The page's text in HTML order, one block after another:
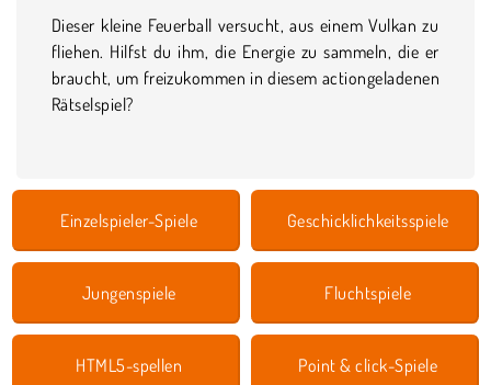
Dieser kleine Feuerball versucht, aus einem Vulkan zu
fliehen. Hilfst du ihm, die Energie zu sammeln, die er
braucht, um freizukommen in diesem actiongeladenen
Rätselspiel?
Einzelspieler-Spiele Geschicklichkeitsspiele
Jungenspiele Fluchtspiele
HTML5-spellen Point & click-Spiele